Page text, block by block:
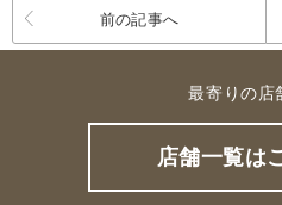
前の記事へ
最寄りの店
店舗一覧は